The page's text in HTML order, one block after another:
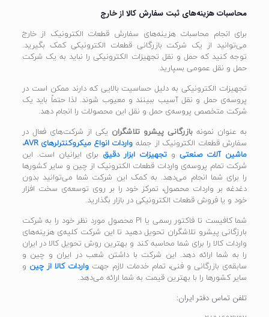
محاسبات هزینه‌های ثبت سفارش کالا از خارج
برای انجام محاسبات هزینه‌های سفارش قطعات الکترونیک از خارج
می‌توانید از یک شرکت بازرگانی قطعات الکترونیکی کمک بگیرید.
توجه کنید که حمل و نقل تجهیزات الکترونیکی را نباید به یک شرکت
حمل و نقل عمومی بسپارید.
تجهیزات الکترونیکی به دلیل حساسیت بالایی که دارند ممکن است در
پروسه‌ی حمل و نقل آسیب ببینند و معیوب شوند. لذا حتماً باید یک
شرکت متخصص پروسه‌ی حمل و نقل این محصولات را انجام دهد.
به عنوان نمونه بازرگانی پیشرو تلاشگران یکی از شرکت‌های فعال در
سفارش قطعات الکترونیک از جمله واردات انواع میکروکنترلرهای AVR
،
ماشین آلات صنعتیو تجهیزات ابزار دقیق برای ایرانیان است. این
شرکت تمام پروسه‌ی واردات قطعات الکترونیک از چین و سایر کشورها
را برای شما انجام می‌دهد. به کمک این شرکت شما می‌توانید بدون
دغدغه بر واردات محصول، تمرکز خود را بر روی توسعه‌ی سخت افزار
خود و یا فروش قطعات الکترونیکی در بازار بگذارید.
شما کافیست تا فاکتور رسمی یا PI محصول مورد نظر خود را به شرکت
بارزگانی پیشرو تلاشگران تحویل دهید تا این شرکت کلیه‌ی هزینه‌های
واردات کالا را برای شما محاسبه کند و بهترین روش تحویل کالا در ایران
را به شما ارائه دهد. این شرکت با داشتن شعب در ایران و چین و
سابقه‌ی بازرگانی و فنی، تمام خدمات لازم جهت واردات کالا از چین و
سایر کشورها را با بهترین قیمت به شما ارائه می‌دهد.
تلفن تماس دفتر ایران: